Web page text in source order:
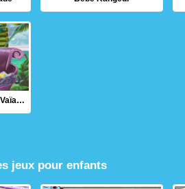
Prendre soin de Bébé Vaïana
jeux pour enfants